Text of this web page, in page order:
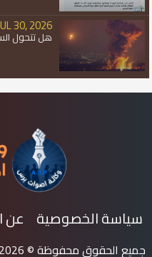
30, 2026
هل تتحول
سياسة الخصوصية عن
جميع الحقوق محفوظة ©2026